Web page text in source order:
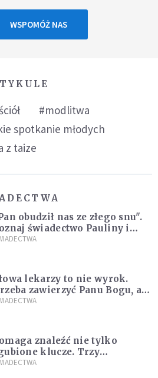
WSPOMÓŻ NAS
#modlitwa
spotkanie młodych
z taize
obudził nas ze złego snu".
świadectwo Pauliny i
którzy są razem dzięki
lekarzy to nie wyrok.
zawierzyć Panu Bogu, a
wszystkim się zajmie
znaleźć nie tylko
klucze. Trzy
świadectwa o